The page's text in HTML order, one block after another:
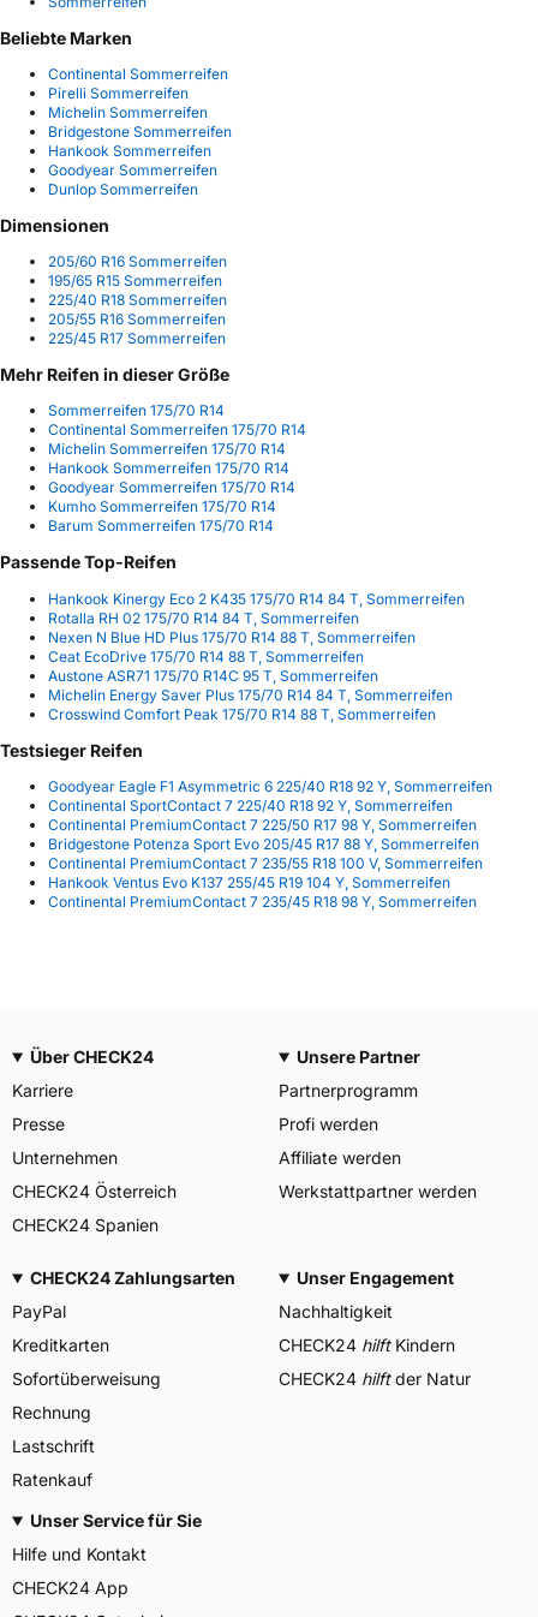
Beliebte Marken
Continental Sommerreifen
Pirelli Sommerreifen
Michelin Sommerreifen
Bridgestone Sommerreifen
Hankook Sommerreifen
Goodyear Sommerreifen
Dunlop Sommerreifen
Dimensionen
205/60 R16 Sommerreifen
195/65 R15 Sommerreifen
225/40 R18 Sommerreifen
205/55 R16 Sommerreifen
225/45 R17 Sommerreifen
Mehr Reifen in dieser Größe
Sommerreifen 175/70 R14
Continental Sommerreifen 175/70 R14
Michelin Sommerreifen 175/70 R14
Hankook Sommerreifen 175/70 R14
Goodyear Sommerreifen 175/70 R14
Kumho Sommerreifen 175/70 R14
Barum Sommerreifen 175/70 R14
Passende Top-Reifen
Hankook Kinergy Eco 2 K435 175/70 R14 84 T, Sommerreifen
Rotalla RH 02 175/70 R14 84 T, Sommerreifen
Nexen N Blue HD Plus 175/70 R14 88 T, Sommerreifen
Ceat EcoDrive 175/70 R14 88 T, Sommerreifen
Austone ASR71 175/70 R14C 95 T, Sommerreifen
Michelin Energy Saver Plus 175/70 R14 84 T, Sommerreifen
Crosswind Comfort Peak 175/70 R14 88 T, Sommerreifen
Testsieger Reifen
Goodyear Eagle F1 Asymmetric 6 225/40 R18 92 Y, Sommerreifen
Continental SportContact 7 225/40 R18 92 Y, Sommerreifen
Continental PremiumContact 7 225/50 R17 98 Y, Sommerreifen
Bridgestone Potenza Sport Evo 205/45 R17 88 Y, Sommerreifen
Continental PremiumContact 7 235/55 R18 100 V, Sommerreifen
Hankook Ventus Evo K137 255/45 R19 104 Y, Sommerreifen
Continental PremiumContact 7 235/45 R18 98 Y, Sommerreifen
Über CHECK24
Karriere
Presse
Unternehmen
CHECK24 Österreich
CHECK24 Spanien
Unsere Partner
Partnerprogramm
Profi werden
Affiliate werden
Werkstattpartner werden
CHECK24 Zahlungsarten
PayPal
Kreditkarten
Sofortüberweisung
Rechnung
Lastschrift
Ratenkauf
Unser Engagement
Nachhaltigkeit
CHECK24 hilftKindern
CHECK24 hilftder Natur
Unser Service für Sie
Hilfe und Kontakt
CHECK24 App